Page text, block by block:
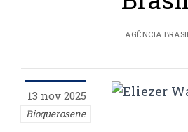
AGÊNCIA
13 nov 2025
Bioquerosene